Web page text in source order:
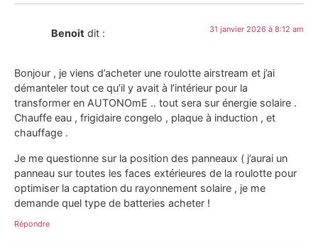
Benoit dit : 31 janvier 2026 à 8:12 am
Bonjour , je viens d’acheter une roulotte airstream et j’ai
démanteler tout ce qu’il y avait à l’intérieur pour la
transformer en AUTONOmE .. tout sera sur énergie solaire .
Chauffe eau , frigidaire congelo , plaque à induction , et
chauffage .
Je me questionne sur la position des panneaux ( j’aurai un
panneau sur toutes les faces extérieures de la roulotte pour
optimiser la captation du rayonnement solaire , je me
demande quel type de batteries acheter !
Répondre